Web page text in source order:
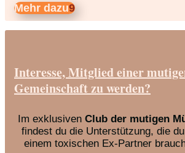
Mehr dazu
Interesse, Mitglied einer
Gemeinschaft zu werden?
Im exklusiven Club der mutigen
findest du die Unterstützung, die
einem toxischen Ex-Partner